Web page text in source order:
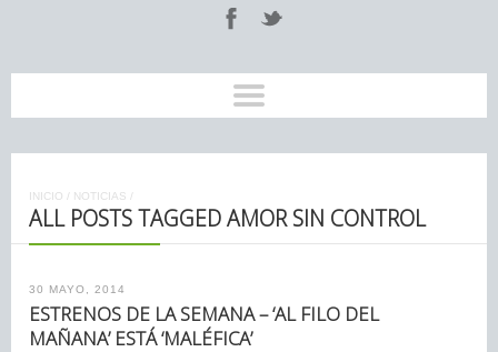
INICIO / NOTICIAS /
ALL POSTS TAGGED AMOR SIN CONTROL
30 MAYO, 2014
ESTRENOS DE LA SEMANA – ‘AL FILO DEL
MAÑANA’ ESTÁ ‘MALÉFICA’